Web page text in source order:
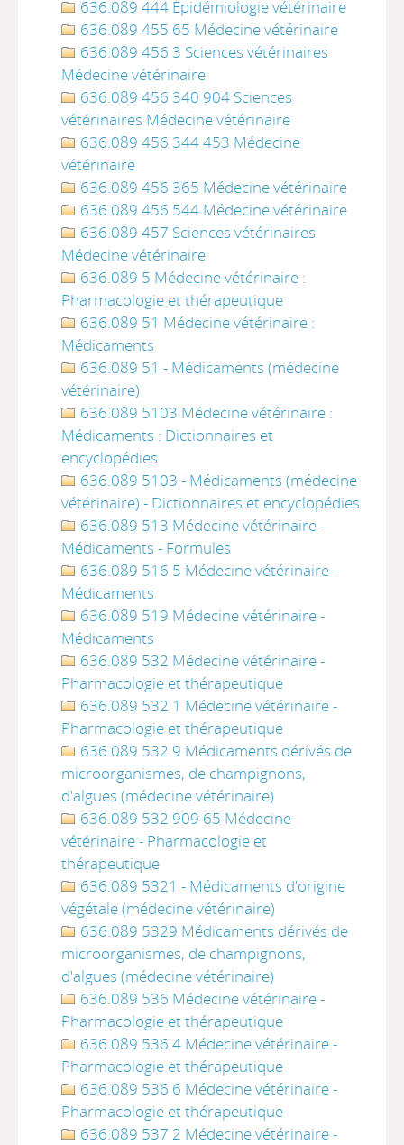
636.089 444 Épidémiologie vétérinaire
636.089 455 65 Médecine vétérinaire
636.089 456 3 Sciences vétérinaires
Médecine vétérinaire
636.089 456 340 904 Sciences
vétérinaires Médecine vétérinaire
636.089 456 344 453 Médecine
vétérinaire
636.089 456 365 Médecine vétérinaire
636.089 456 544 Médecine vétérinaire
636.089 457 Sciences vétérinaires
Médecine vétérinaire
636.089 5 Médecine vétérinaire :
Pharmacologie et thérapeutique
636.089 51 Médecine vétérinaire :
Médicaments
636.089 51 - Médicaments (médecine
vétérinaire)
636.089 5103 Médecine vétérinaire :
Médicaments : Dictionnaires et
encyclopédies
636.089 5103 - Médicaments (médecine
vétérinaire) - Dictionnaires et encyclopédies
636.089 513 Médecine vétérinaire -
Médicaments - Formules
636.089 516 5 Médecine vétérinaire -
Médicaments
636.089 519 Médecine vétérinaire -
Médicaments
636.089 532 Médecine vétérinaire -
Pharmacologie et thérapeutique
636.089 532 1 Médecine vétérinaire -
Pharmacologie et thérapeutique
636.089 532 9 Médicaments dérivés de
microorganismes, de champignons,
d'algues (médecine vétérinaire)
636.089 532 909 65 Médecine
vétérinaire - Pharmacologie et
thérapeutique
636.089 5321 - Médicaments d'origine
végétale (médecine vétérinaire)
636.089 5329 Médicaments dérivés de
microorganismes, de champignons,
d'algues (médecine vétérinaire)
636.089 536 Médecine vétérinaire -
Pharmacologie et thérapeutique
636.089 536 4 Médecine vétérinaire -
Pharmacologie et thérapeutique
636.089 536 6 Médecine vétérinaire -
Pharmacologie et thérapeutique
636.089 537 2 Médecine vétérinaire -